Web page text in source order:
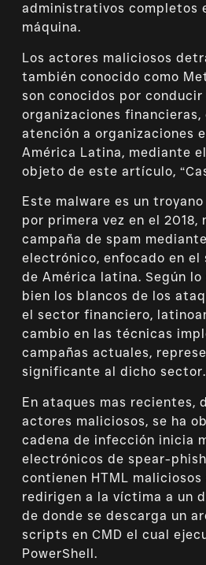
administrativos completos
máquina.
Los actores maliciosos
también conocido como
son conocidos por
organizaciones financieras,
atención a organizaciones
América Latina, mediante
objeto de este artículo,
Este malware es un
por primera vez en el 2018,
campaña de spam
electrónico, enfocado en
de América latina. Según lo
bien los blancos de los
el sector financiero,
cambio en las técnicas
campañas actuales,
significante al dicho sector.
En ataques mas recientes,
actores maliciosos, se ha
cadena de infección inicia
electrónicos de spear-
contienen HTML
redirigen a la víctima a un
de donde se descarga un
scripts en CMD el cual
PowerShell.